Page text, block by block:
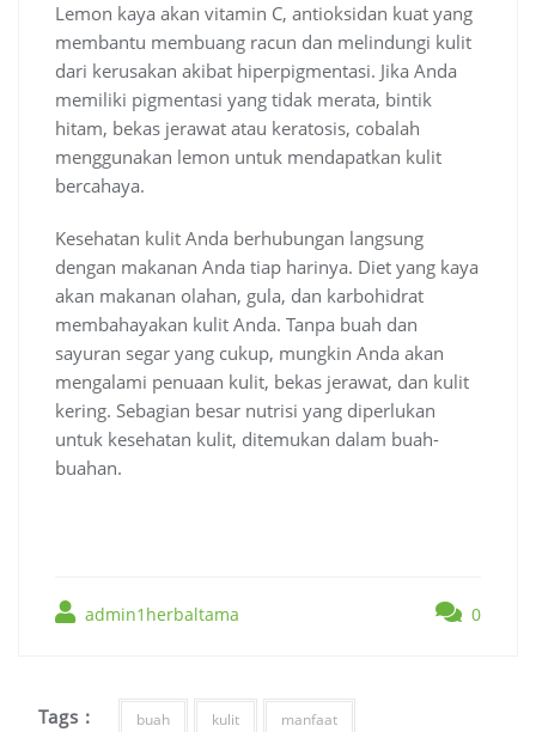
Lemon kaya akan vitamin C, antioksidan kuat yang
membantu membuang racun dan melindungi kulit
dari kerusakan akibat hiperpigmentasi. Jika Anda
memiliki pigmentasi yang tidak merata, bintik
hitam, bekas jerawat atau keratosis, cobalah
menggunakan lemon untuk mendapatkan kulit
bercahaya.
Kesehatan kulit Anda berhubungan langsung
dengan makanan Anda tiap harinya. Diet yang kaya
akan makanan olahan, gula, dan karbohidrat
membahayakan kulit Anda. Tanpa buah dan
sayuran segar yang cukup, mungkin Anda akan
mengalami penuaan kulit, bekas jerawat, dan kulit
kering. Sebagian besar nutrisi yang diperlukan
untuk kesehatan kulit, ditemukan dalam buah-
buahan.
admin1herbaltama 0
Tags : buah kulit manfaat